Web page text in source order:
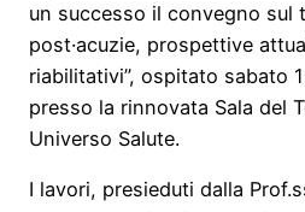
un successo il convegno sul
post·acuzie, prospettive
riabilitativi”, ospitato sabato
presso la rinnovata Sala del
Universo Salute.
I lavori, presieduti dalla